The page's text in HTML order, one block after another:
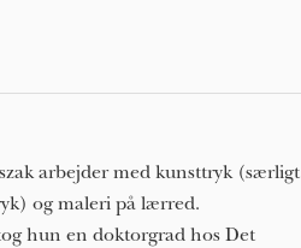
arbejder med kunsttryk (særligt
og maleri på lærred.
hun en doktorgrad hos Det